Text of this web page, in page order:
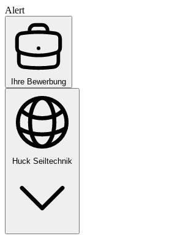
Alert
Ihre Bewerbung
Huck Seiltechnik